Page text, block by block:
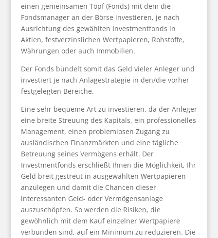
einen gemeinsamen Topf (Fonds) mit dem die
Fondsmanager an der Börse investieren, je nach
Ausrichtung des gewählten Investmentfonds in
Aktien, festverzinslichen Wertpapieren, Rohstoffe,
Währungen oder auch Immobilien.
Der Fonds bündelt somit das Geld vieler Anleger und
investiert je nach Anlagestrategie in den/die vorher
festgelegten Bereiche.
Eine sehr bequeme Art zu investieren, da der Anleger
eine breite Streuung des Kapitals, ein professionelles
Management, einen problemlosen Zugang zu
ausländischen Finanzmärkten und eine tägliche
Betreuung seines Vermögens erhält. Der
Investmentfonds erschließt Ihnen die Möglichkeit, Ihr
Geld breit gestreut in ausgewählten Wertpapieren
anzulegen und damit die Chancen dieser
interessanten Geld- oder Vermögensanlage
auszuschöpfen. So werden die Risiken, die
gewöhnlich mit dem Kauf einzelner Wertpapiere
verbunden sind, auf ein Minimum zu reduzieren. Die